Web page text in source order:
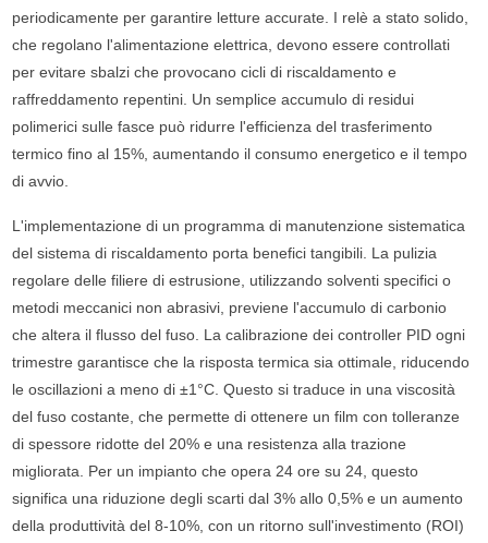
periodicamente per garantire letture accurate. I relè a stato solido,
che regolano l'alimentazione elettrica, devono essere controllati
per evitare sbalzi che provocano cicli di riscaldamento e
raffreddamento repentini. Un semplice accumulo di residui
polimerici sulle fasce può ridurre l'efficienza del trasferimento
termico fino al 15%, aumentando il consumo energetico e il tempo
di avvio.
L'implementazione di un programma di manutenzione sistematica
del sistema di riscaldamento porta benefici tangibili. La pulizia
regolare delle filiere di estrusione, utilizzando solventi specifici o
metodi meccanici non abrasivi, previene l'accumulo di carbonio
che altera il flusso del fuso. La calibrazione dei controller PID ogni
trimestre garantisce che la risposta termica sia ottimale, riducendo
le oscillazioni a meno di ±1°C. Questo si traduce in una viscosità
del fuso costante, che permette di ottenere un film con tolleranze
di spessore ridotte del 20% e una resistenza alla trazione
migliorata. Per un impianto che opera 24 ore su 24, questo
significa una riduzione degli scarti dal 3% allo 0,5% e un aumento
della produttività del 8-10%, con un ritorno sull'investimento (ROI)